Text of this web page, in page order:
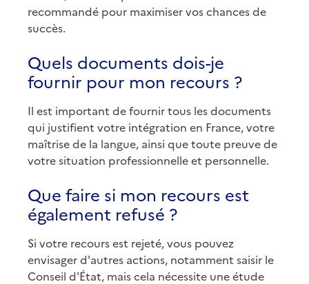
recommandé pour maximiser vos chances de
succès.
Quels documents dois-je
fournir pour mon recours ?
Il est important de fournir tous les documents
qui justifient votre intégration en France, votre
maîtrise de la langue, ainsi que toute preuve de
votre situation professionnelle et personnelle.
Que faire si mon recours est
également refusé ?
Si votre recours est rejeté, vous pouvez
envisager d'autres actions, notamment saisir le
Conseil d'État, mais cela nécessite une étude